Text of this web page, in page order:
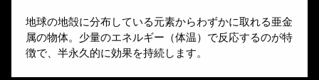
地球の地殻に分布している元素からわずかに取れる亜金
属の物体。少量のエネルギー（体温）で反応するのが特
徴で、半永久的に効果を持続します。